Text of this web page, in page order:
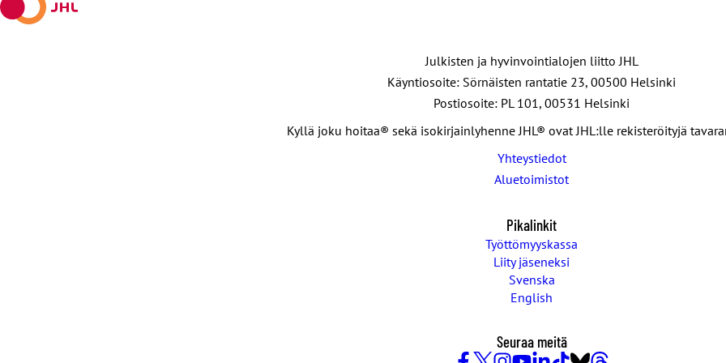
Julkisten ja hyvinvointialojen liitto JHL
Käyntiosoite: Sörnäisten rantatie 23, 00500 Helsinki
Postiosoite: PL 101, 00531 Helsinki
Kyllä joku hoitaa® sekä isokirjainlyhenne JHL® ovat JHL:lle rekisteröityjä
Yhteystiedot
Aluetoimistot
Pikalinkit
Työttömyyskassa
Liity jäseneksi
Svenska
English
Seuraa meitä